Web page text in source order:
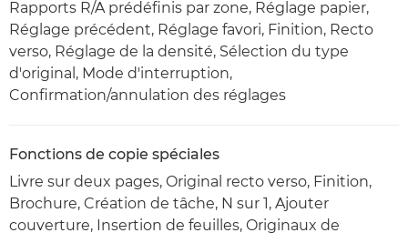
Rapports R/A prédéfinis par zone, Réglage papier,
Réglage précédent, Réglage favori, Finition, Recto
verso, Réglage de la densité, Sélection du type
d'original, Mode d'interruption,
Confirmation/annulation des réglages
Fonctions de copie spéciales
Livre sur deux pages, Original recto verso, Finition,
Brochure, Création de tâche, N sur 1, Ajouter
couverture, Insertion de feuilles, Originaux de